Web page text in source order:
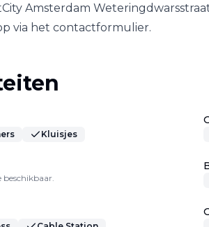
Amsterdam
via het contactformulier.
Kluisjes